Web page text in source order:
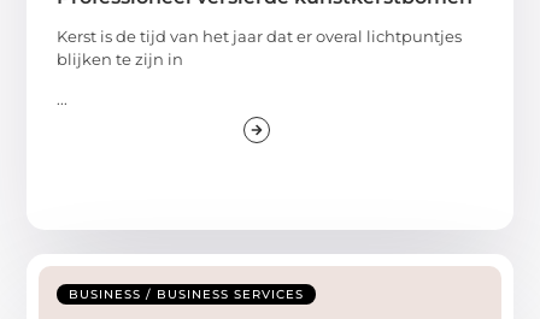
Kerst is de tijd van het jaar dat er overal lichtpuntjes
blijken te zijn in
...
BUSINESS / BUSINESS SERVICES